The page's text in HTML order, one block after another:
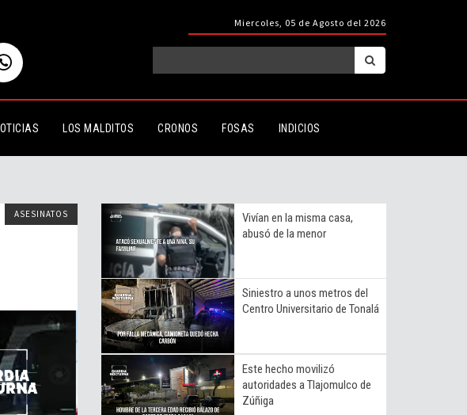
Miercoles, 05 de Agosto del 2026
LOS MALDITOS CRONOS FOSAS INDICIOS
ASESINATOS
Vivían en la misma casa,
abusó de la menor
Siniestro a unos metros del
Centro Universitario de Tonalá
Este hecho movilizó
autoridades a Tlajomulco de
Zúñiga